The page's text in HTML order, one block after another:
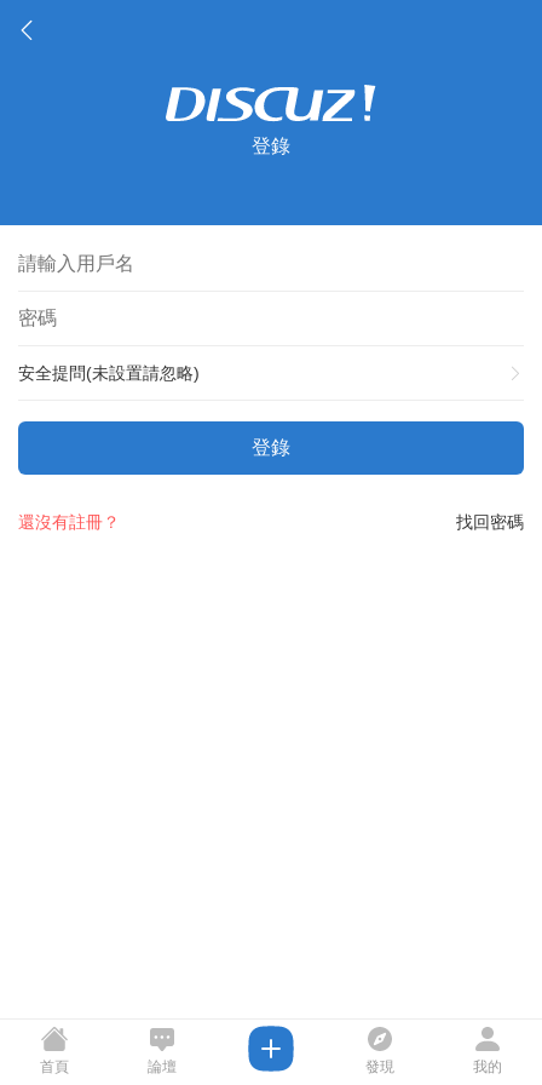
登錄
安全提問(未設置請忽略)
登錄
找回密碼
還沒有註冊？
首頁 論壇 發現 我的